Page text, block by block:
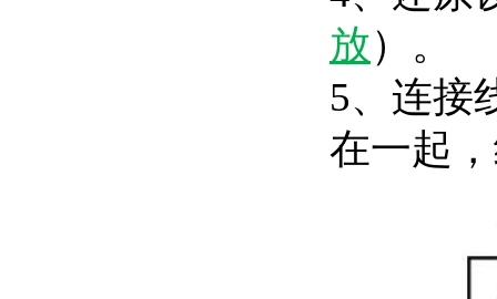
放）。
5、连接
在一起